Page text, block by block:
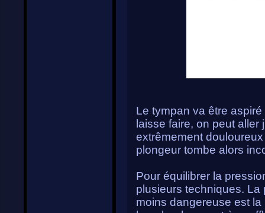
Le tympan va être
laisse faire, on peut
extrêmement
plongeur tombe alors
Pour équilibrer la
plusieurs techniques.
moins dangereuse est